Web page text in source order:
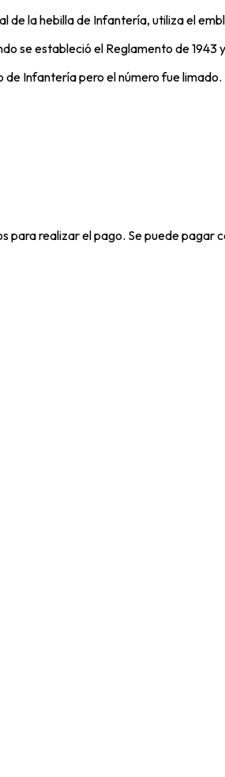
de la hebilla de Infantería, utiliza el
se estableció el Reglamento de
Infantería pero el número fue limado.
para realizar el pago. Se puede